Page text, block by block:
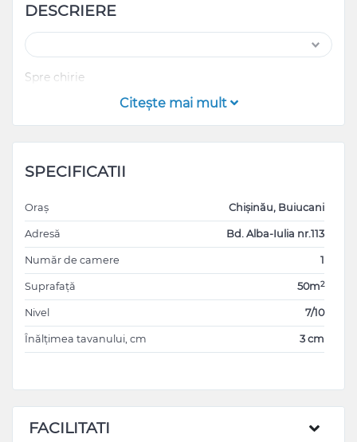
DESCRIERE
Spre chirie
Citeşte mai mult
SPECIFICATII
Oraș Chișinău, Buiucani
Adresă Bd. Alba-Iulia nr.113
Număr de camere 1
Suprafață 50m2
Nivel 7/10
Înălțimea tavanului, cm 3 cm
FACILITATI